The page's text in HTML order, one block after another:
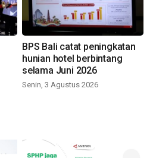
BPS Bali catat peningkatan
hunian hotel berbintang
selama Juni 2026
Senin, 3 Agustus 2026